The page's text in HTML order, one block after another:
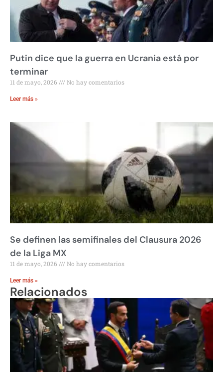
Putin dice que la guerra en Ucrania está por
terminar
11 de mayo, 2026 No hay comentarios
Leer más »
Se definen las semifinales del Clausura 2026
de la Liga MX
11 de mayo, 2026 No hay comentarios
Leer más »
Relacionados